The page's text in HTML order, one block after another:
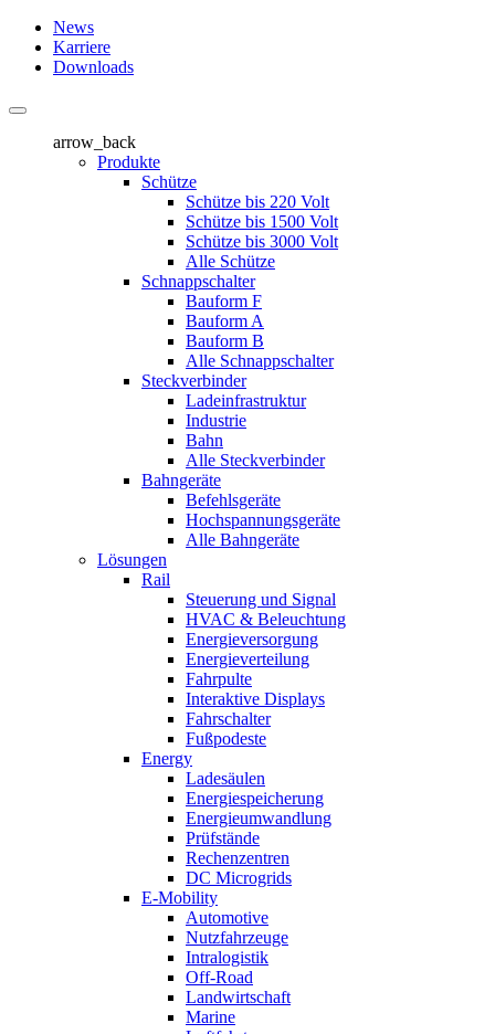
News
Karriere
Downloads
arrow_back
Produkte
Schütze
Schütze bis 220 Volt
Schütze bis 1500 Volt
Schütze bis 3000 Volt
Alle Schütze
Schnappschalter
Bauform F
Bauform A
Bauform B
Alle Schnappschalter
Steckverbinder
Ladeinfrastruktur
Industrie
Bahn
Alle Steckverbinder
Bahngeräte
Befehlsgeräte
Hochspannungsgeräte
Alle Bahngeräte
Lösungen
Rail
Steuerung und Signal
HVAC & Beleuchtung
Energieversorgung
Energieverteilung
Fahrpulte
Interaktive Displays
Fahrschalter
Fußpodeste
Energy
Ladesäulen
Energiespeicherung
Energieumwandlung
Prüfstände
Rechenzentren
DC Microgrids
E-Mobility
Automotive
Nutzfahrzeuge
Intralogistik
Off-Road
Landwirtschaft
Marine